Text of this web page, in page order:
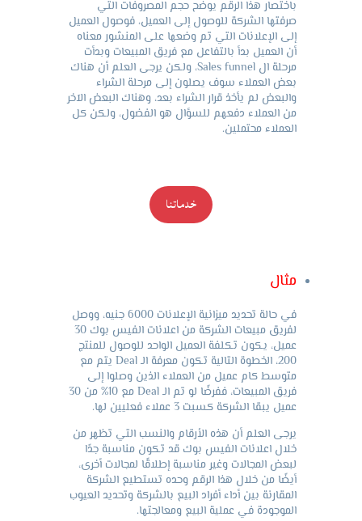
باختصار هذا الرقم يوضح حجم المصروفات التي
صرفتها الشركة للوصول إلى العميل، فوصول العميل
إلى الإعلانات التي تم وضعها على المنشور معناه
أن العميل بدأ بالتفاعل مع فريق المبيعات وبدأت
مرحلة ال Sales funnel، ولكن يرجى العلم أن هناك
بعض العملاء سوف يصلون إلى مرحلة الشراء
والبعض لم يأخذ قرار الشراء بعد، وهناك البعض الآخر
من العملاء دفعهم للسؤال هو الفضول، ولكن كل
العملاء محتملين.
خدماتنا
مثال
في حالة تحديد ميزانية الإعلانات 6000 جنيه، ووصل
لفريق مبيعات الشركة من اعلانات الفيس بوك 30
عميل، يكون تكلفة العميل الواحد للوصول للمنتج
200، الخطوة التالية تكون معرفة الـ Deal يتم مع
متوسط كام عميل من العملاء الذين وصلوا إلى
فريق المبيعات، ففرضًا لو تم الـ Deal مع 10% من 30
عميل يبقا الشركة كسبت 3 عملاء فعليين لها.
يرجى العلم أن هذه الأرقام والنسب التي تظهر من
خلال اعلانات الفيس بوك قد تكون مناسبة جدًا
لبعض المجالات وغير مناسبة إطلاقًا لمجالات أخرى،
أيضًا من خلال هذا الرقم وحده تستطيع الشركة
المقارنة بين أداء أفراد البيع بالشركة وتحديد العيوب
الموجودة في عملية البيع ومعالجتها.